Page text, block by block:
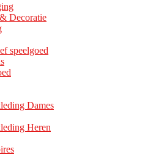
Decoratie
speelgoed
Dames
Heren